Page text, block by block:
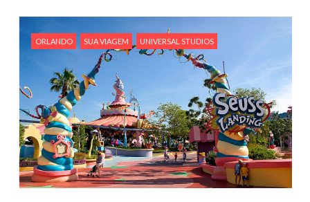
ORLANDO SUA VIAGEM UNIVERSAL STUDIOS